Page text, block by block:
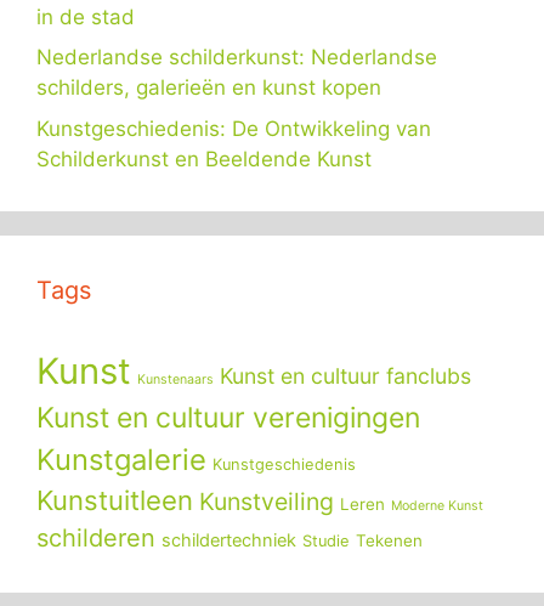
in de stad
Nederlandse schilderkunst: Nederlandse
schilders, galerieën en kunst kopen
Kunstgeschiedenis: De Ontwikkeling van
Schilderkunst en Beeldende Kunst
Tags
Kunst Kunstenaars Kunst en cultuur fanclubs
Kunst en cultuur verenigingen
Kunstgalerie Kunstgeschiedenis
Kunstuitleen Kunstveiling Leren Moderne Kunst
schilderen schildertechniek Studie Tekenen